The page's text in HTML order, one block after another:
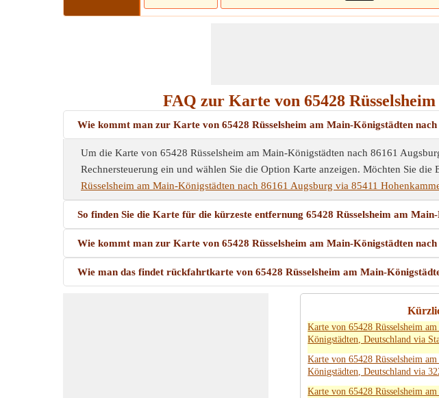
FAQ zur Karte von 65428
Wie kommt man zur Karte von 65428 Rüsselsheim am Main-Königstädten
Um die Karte von 65428 Rüsselsheim am Main-Königstädten nach 86161
Rechnersteuerung ein und wählen Sie die Option Karte anzeigen. Möchten Sie
Rüsselsheim am Main-Königstädten nach 86161 Augsburg via 85411
So finden Sie die Karte für die kürzeste entfernung 65428 Rüsselsheim am
Wie kommt man zur Karte von 65428 Rüsselsheim am Main-Königstädten
Wie man das findet rückfahrtkarte von 65428 Rüsselsheim am Main-
Karte von 65428 Rüsselsheim
Königstädten, Deutschland via
Karte von 65428 Rüsselsheim
Königstädten, Deutschland via
Karte von 65428 Rüsselsheim